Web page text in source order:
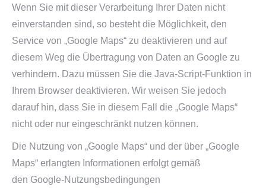
Wenn Sie mit dieser Verarbeitung Ihrer Daten nicht
einverstanden sind, so besteht die Möglichkeit, den
Service von „Google Maps“ zu deaktivieren und auf
diesem Weg die Übertragung von Daten an Google zu
verhindern. Dazu müssen Sie die Java-Script-Funktion in
Ihrem Browser deaktivieren. Wir weisen Sie jedoch
darauf hin, dass Sie in diesem Fall die „Google Maps“
nicht oder nur eingeschränkt nutzen können.
Die Nutzung von „Google Maps“ und der über „Google
Maps“ erlangten Informationen erfolgt gemäß
den Google-Nutzungsbedingungen